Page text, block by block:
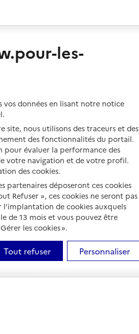
les-
données en lisant notre notice
site, nous utilisons des traceurs et des
des fonctionnalités du portail.
pour évaluer la performance des
votre navigation et de votre profil.
des cookies.
partenaires déposeront ces cookies
Refuser », ces cookies ne seront pas
l’implantation de cookies auxquels
de 13 mois et vous pouvez être
les cookies ».
Tout refuser Personnaliser